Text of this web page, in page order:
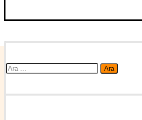
Arama: